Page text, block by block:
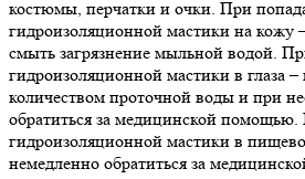
костюмы, перчатки и очки. При
гидроизоляционной мастики на кожу
смыть загрязнение мыльной водой.
гидроизоляционной мастики в глаза
количеством проточной воды и при
обратиться за медицинской
гидроизоляционной мастики в
немедленно обратиться за